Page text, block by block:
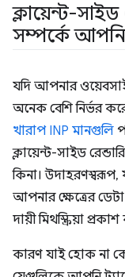
ক্লায়েন্ট-সাইড
সম্পর্কে
যদি আপনার
অনেক বেশি নির্ভর
খারাপ INP মানগুলি
ক্লায়েন্ট-সাইড
কিনা।
আপনার ক্ষেত্রের
দায়ী মিথস্ক্রিয়া
কারণ যাই হোক না